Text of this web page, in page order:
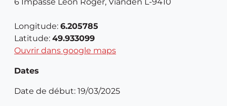
Longitude: 6.205785
Latitude: 49.933099
Ouvrir dans google maps
Dates
Date de début: 19/03/2025